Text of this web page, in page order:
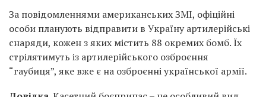
За повідомленнями американських ЗМІ, офіційні
особи планують відправити в Україну артилерійські
снаряди, кожен з яких містить 88 окремих бомб. Їх
стрілятимуть із артилерійського озброєння
“гаубиця”, яке вже є на озброєнні української армії.